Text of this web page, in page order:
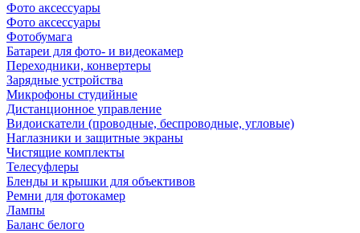
Фото аксессуары
Фото аксессуары
Фотобумага
Батареи для фото- и видеокамер
Переходники, конвертеры
Зарядные устройства
Микрофоны студийные
Дистанционное управление
Видоискатели (проводные, беспроводные, угловые)
Наглазники и защитные экраны
Чистящие комплекты
Телесуфлеры
Бленды и крышки для объективов
Ремни для фотокамер
Лампы
Баланс белого